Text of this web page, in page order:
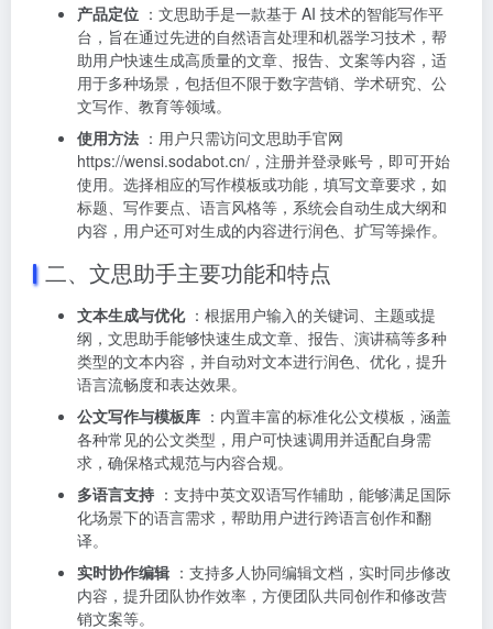
产品定位 ：文思助手是一款基于 AI 技术的智能写作平
台，旨在通过先进的自然语言处理和机器学习技术，帮
助用户快速生成高质量的文章、报告、文案等内容，适
用于多种场景，包括但不限于数字营销、学术研究、公
文写作、教育等领域。
使用方法 ：用户只需访问文思助手官网
https://wensi.sodabot.cn/ ，注册并登录账号，即可开始
使用。选择相应的写作模板或功能，填写文章要求，如
标题、写作要点、语言风格等，系统会自动生成大纲和
内容，用户还可对生成的内容进行润色、扩写等操作。
二、文思助手主要功能和特点
文本生成与优化：根据用户输入的关键词、主题或提
纲，文思助手能够快速生成文章、报告、演讲稿等多种
类型的文本内容，并自动对文本进行润色、优化，提升
语言流畅度和表达效果。
公文写作与模板库 ：内置丰富的标准化公文模板，涵盖
各种常见的公文类型，用户可快速调用并适配自身需
求，确保格式规范与内容合规。
多语言支持 ：支持中英文双语写作辅助，能够满足国际
化场景下的语言需求，帮助用户进行跨语言创作和翻
译。
实时协作编辑 ：支持多人协同编辑文档，实时同步修改
内容，提升团队协作效率，方便团队共同创作和修改营
销文案等。